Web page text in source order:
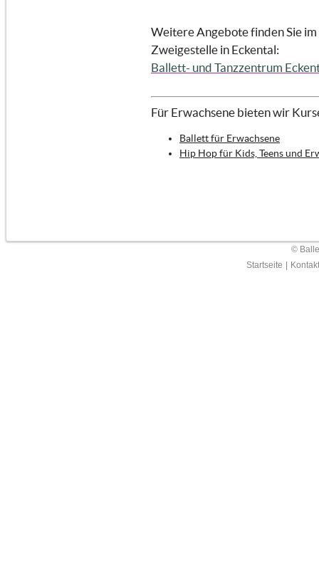
Weitere Angebote finden Sie
Zweigestelle in Eckental:
Ballett- und Tanzzentrum
Für Erwachsene bieten wir
Ballett für Erwachsene
Hip Hop für Kids, Teens und
©
Startseite
Kontakt